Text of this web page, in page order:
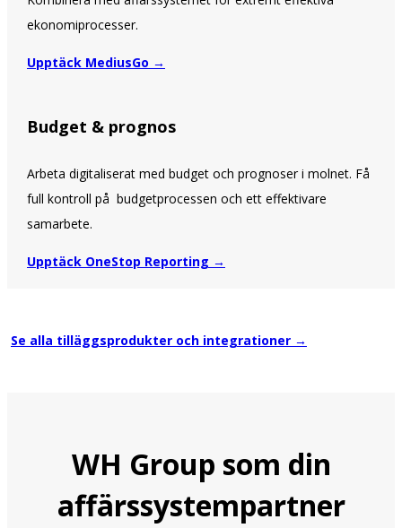
ekonomiprocesser.
Upptäck MediusGo →
Budget & prognos
Arbeta digitaliserat med budget och prognoser i molnet. Få
full kontroll på budgetprocessen och ett effektivare
samarbete.
Upptäck OneStop Reporting →
Se alla tilläggsprodukter och integrationer →
WH Group som din
affärssystempartner